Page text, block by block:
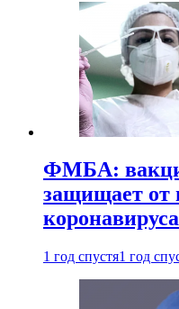
ФМБА:
защищает от
коронавируса
1 год спустя1 год